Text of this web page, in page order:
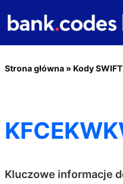
Strona główna » Kody SWIFT
Kluczowe informacje